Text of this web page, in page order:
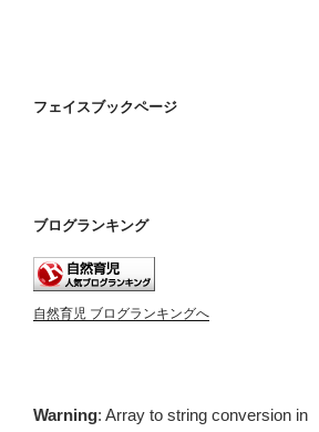
フェイスブックページ
ブログランキング
自然育児 ブログランキングへ
Warning: Array to string conversion in